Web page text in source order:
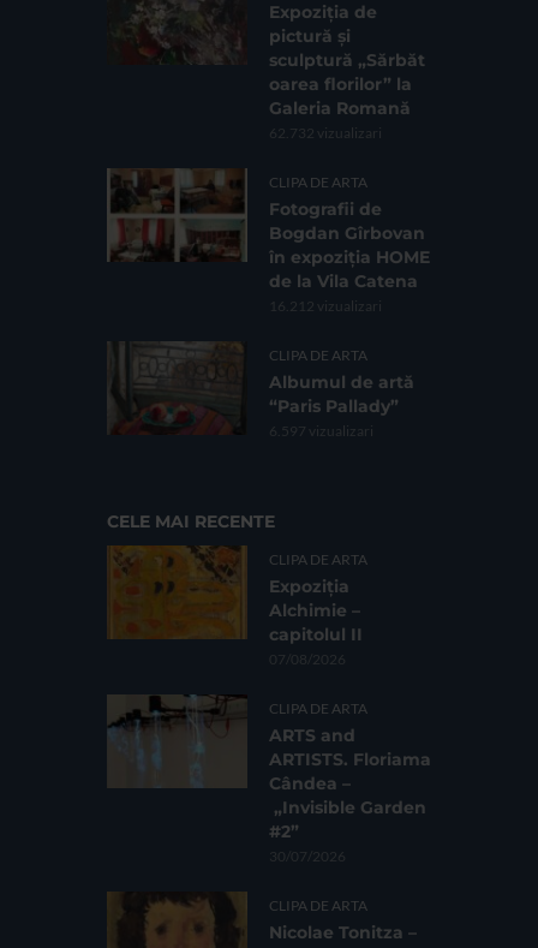
Expoziția de
pictură și
sculptură „Sărbăt
oarea florilor” la
Galeria Romană
62.732 vizualizari
CLIPA DE ARTA
Fotografii de
Bogdan Gîrbovan
în expoziția HOME
de la Vila Catena
16.212 vizualizari
CLIPA DE ARTA
Albumul de artă
“Paris Pallady”
6.597 vizualizari
CELE MAI RECENTE
CLIPA DE ARTA
Expoziția
Alchimie –
capitolul II
07/08/2026
CLIPA DE ARTA
ARTS and
ARTISTS. Floriama
Cândea –
„Invisible Garden
#2”
30/07/2026
CLIPA DE ARTA
Nicolae Tonitza –